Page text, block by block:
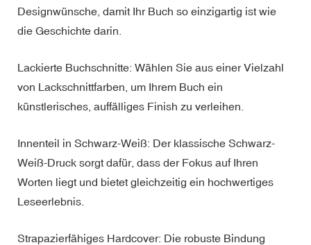
Designwünsche, damit Ihr Buch so einzigartig ist wie
die Geschichte darin.
Lackierte Buchschnitte: Wählen Sie aus einer Vielzahl
von Lackschnittfarben, um Ihrem Buch ein
künstlerisches, auffälliges Finish zu verleihen.
Innenteil in Schwarz-Weiß: Der klassische Schwarz-
Weiß-Druck sorgt dafür, dass der Fokus auf Ihren
Worten liegt und bietet gleichzeitig ein hochwertiges
Leseerlebnis.
Strapazierfähiges Hardcover: Die robuste Bindung